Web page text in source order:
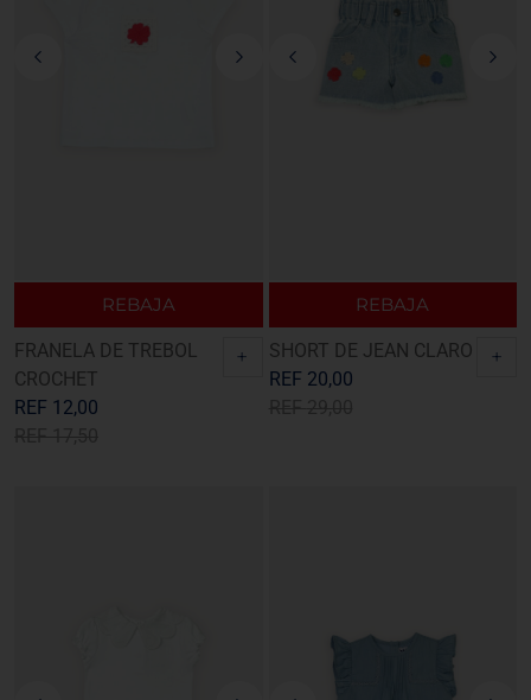
REBAJA
FRANELA DE TREBOL
CROCHET
REF 12,00
+
REBAJA
SHORT DE JEAN CLARO
REF 20,00
+